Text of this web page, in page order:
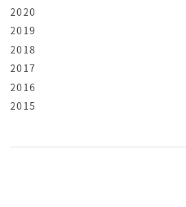
2020
2019
2018
2017
2016
2015